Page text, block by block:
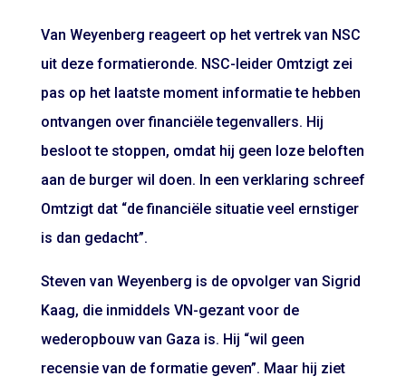
Van Weyenberg reageert op het vertrek van NSC
uit deze formatieronde. NSC-leider Omtzigt zei
pas op het laatste moment informatie te hebben
ontvangen over financiële tegenvallers. Hij
besloot te stoppen, omdat hij geen loze beloften
aan de burger wil doen. In een verklaring schreef
Omtzigt dat “de financiële situatie veel ernstiger
is dan gedacht”.
Steven van Weyenberg is de opvolger van Sigrid
Kaag, die inmiddels VN-gezant voor de
wederopbouw van Gaza is. Hij “wil geen
recensie van de formatie geven”. Maar hij ziet